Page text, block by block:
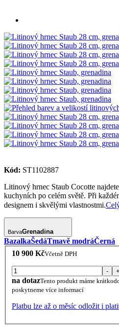
Kód: ST1102887
Litinový hrnec Staub Cocotte
kuchyních po celém světě. Při
designem i skvělými vlastnostmi.
BarvaGrenadina
BazalkaŠedáTmavě modráČerná
10 900 KčVčetně DPH
- +
na dotazTento produkt máme
poskytneme více informací
Platbu lze až o měsíc odložit i